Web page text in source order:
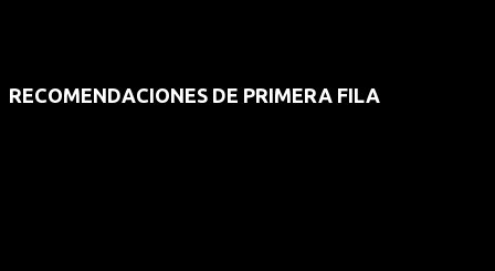
RECOMENDACIONES DE PRIMERA FILA